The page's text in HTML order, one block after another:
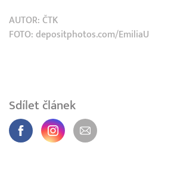
AUTOR: ČTK
FOTO: depositphotos.com/EmiliaU
Sdílet článek